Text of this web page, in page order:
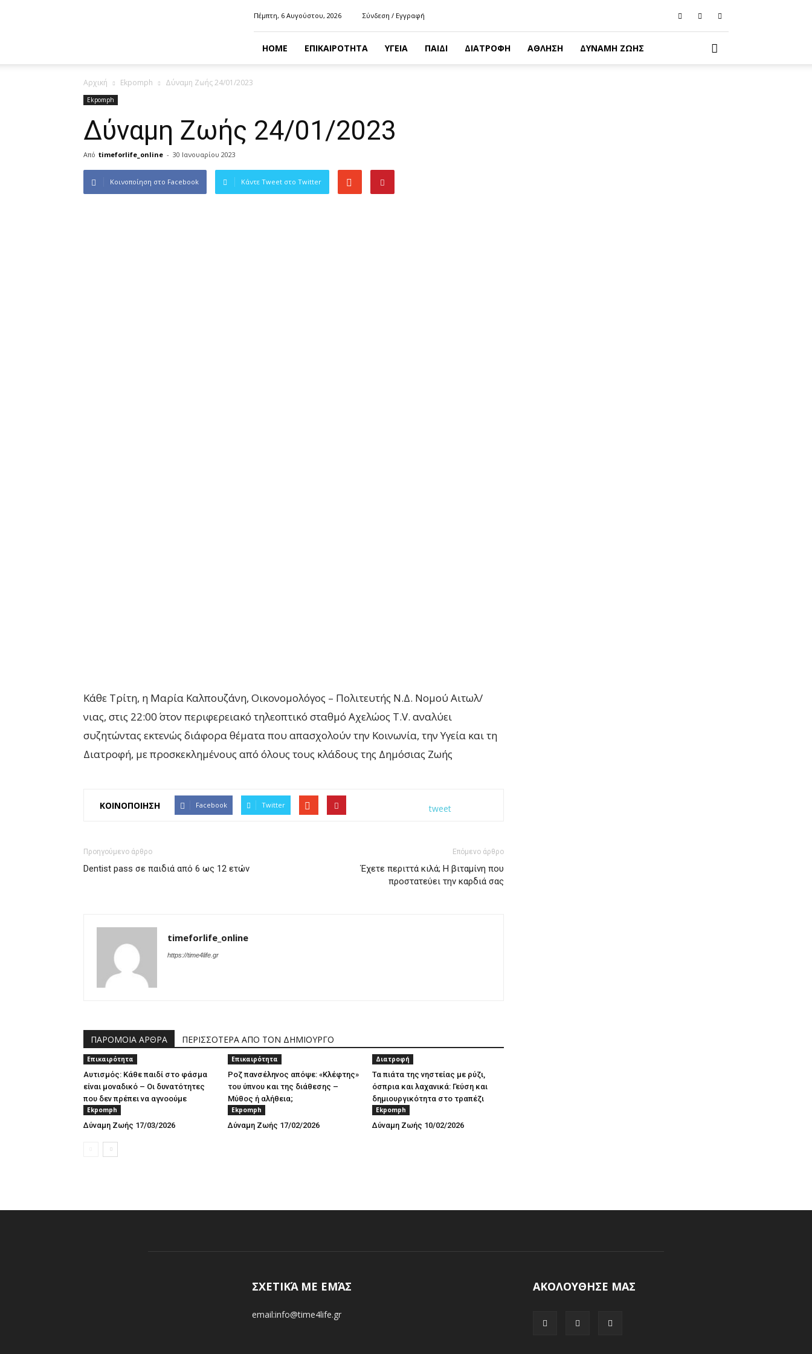
Πέμπτη, 6 Αυγούστου, 2026 Σύνδεση / Εγγραφή
HOME ΕΠΙΚΑΙΡΟΤΗΤΑ ΥΓΕΙΑ ΠΑΙΔΙ ΔΙΑΤΡΟΦΗ ΑΘΛΗΣΗ ΔΥΝΑΜΗ ΖΩΗΣ
Αρχική Ekpomph Δύναμη Ζωής 24/01/2023
Ekpomph
Δύναμη Ζωής 24/01/2023
Από timeforlife_online - 30 Ιανουαρίου 2023
Κοινοποίηση στο Facebook Κάντε Tweet στο Twitter
Κάθε Τρίτη, η Μαρία Καλπουζάνη, Οικονομολόγος – Πολιτευτής Ν.Δ. Νομού Αιτωλ/
νιας, στις 22:00΄ στον περιφερειακό τηλεοπτικό σταθμό Αχελώος Τ.V. αναλύει
συζητώντας εκτενώς διάφορα θέματα που απασχολούν την Κοινωνία, την Υγεία και τη
Διατροφή, με προσκεκλημένους από όλους τους κλάδους της Δημόσιας Ζωής
ΚΟΙΝΟΠΟΙΗΣΗ Facebook Twitter tweet
Προηγούμενο άρθρο
Dentist pass σε παιδιά από 6 ως 12 ετών
Επόμενο άρθρο
Έχετε περιττά κιλά; Η βιταμίνη που
προστατεύει την καρδιά σας
timeforlife_online
https://time4life.gr
ΠΑΡΟΜΟΙΑ ΑΡΘΡΑ ΠΕΡΙΣΣΟΤΕΡΑ ΑΠΟ ΤΟΝ ΔΗΜΙΟΥΡΓΟ
Επικαιρότητα
Αυτισμός: Κάθε παιδί στο φάσμα
είναι μοναδικό – Οι δυνατότητες
που δεν πρέπει να αγνοούμε
Επικαιρότητα
Ροζ πανσέληνος απόψε: «Κλέφτης»
του ύπνου και της διάθεσης –
Μύθος ή αλήθεια;
Διατροφή
Τα πιάτα της νηστείας με ρύζι,
όσπρια και λαχανικά: Γεύση και
δημιουργικότητα στο τραπέζι
Ekpomph
Δύναμη Ζωής 17/03/2026
Ekpomph
Δύναμη Ζωής 17/02/2026
Ekpomph
Δύναμη Ζωής 10/02/2026
ΣΧΕΤΙΚΆ ΜΕ ΕΜΆΣ
email:info@time4life.gr
ΑΚΟΛΟΥΘΗΣΕ ΜΑΣ